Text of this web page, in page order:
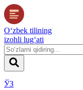
O‘zbek tilining
izohli lug‘ati
ЎЗ